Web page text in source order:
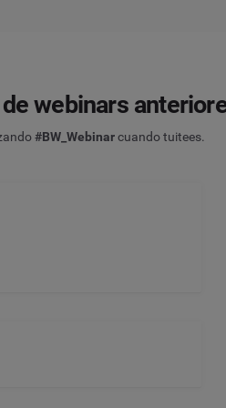
webinars
#BW_Webinarcuando tuitees.